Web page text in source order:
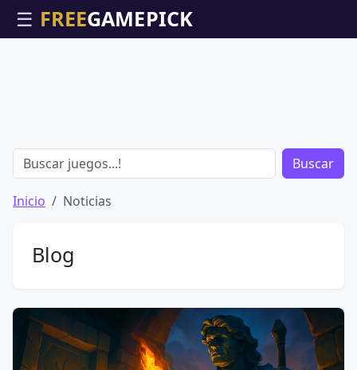
☰
Buscar
Inicio Noticias
Blog